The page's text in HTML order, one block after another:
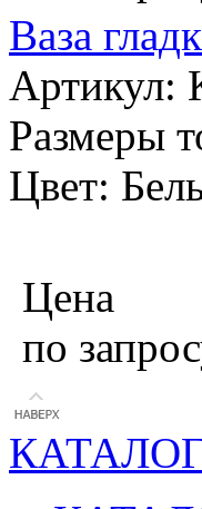
Ваза
Артикул:
Размеры
Цвет:
Цена
по